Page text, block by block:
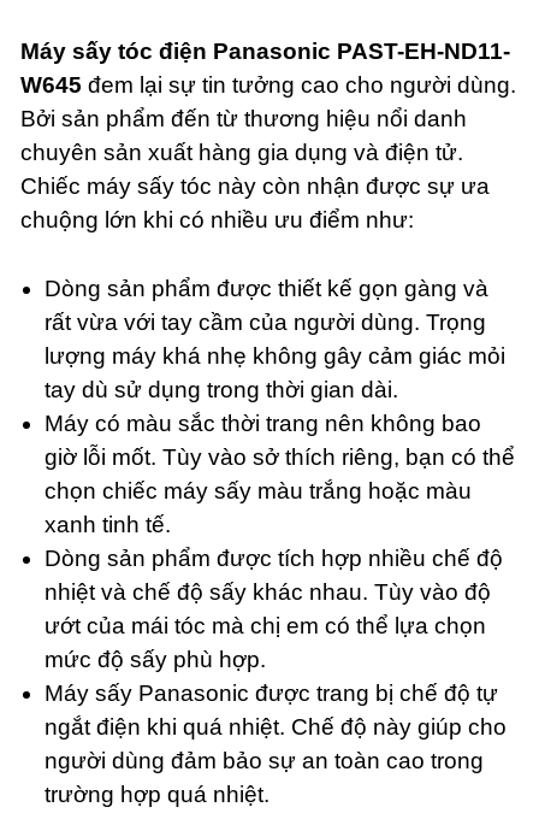
Máy sấy tóc điện Panasonic PAST-EH-ND11-
W645 đem lại sự tin tưởng cao cho người dùng.
Bởi sản phẩm đến từ thương hiệu nổi danh
chuyên sản xuất hàng gia dụng và điện tử.
Chiếc máy sấy tóc này còn nhận được sự ưa
chuộng lớn khi có nhiều ưu điểm như:
Dòng sản phẩm được thiết kế gọn gàng và
rất vừa với tay cầm của người dùng. Trọng
lượng máy khá nhẹ không gây cảm giác mỏi
tay dù sử dụng trong thời gian dài.
Máy có màu sắc thời trang nên không bao
giờ lỗi mốt. Tùy vào sở thích riêng, bạn có thể
chọn chiếc máy sấy màu trắng hoặc màu
xanh tinh tế.
Dòng sản phẩm được tích hợp nhiều chế độ
nhiệt và chế độ sấy khác nhau. Tùy vào độ
ướt của mái tóc mà chị em có thể lựa chọn
mức độ sấy phù hợp.
Máy sấy Panasonic được trang bị chế độ tự
ngắt điện khi quá nhiệt. Chế độ này giúp cho
người dùng đảm bảo sự an toàn cao trong
trường hợp quá nhiệt.